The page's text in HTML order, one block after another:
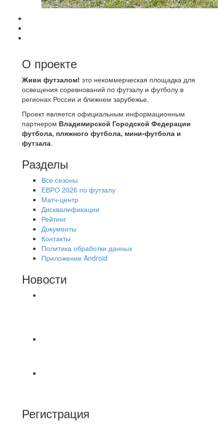
О проекте
Живи футзалом! это некоммерческая площадка для
освещения соревнований по футзалу и футболу в
регионах России и ближнем зарубежье.
Проект является официальным информационным
партнером Владимирской Городской Федерации
футбола, пляжного футбола, мини-футбола и
футзала.
Разделы
Все сезоны
ЕВРО 2026 по футзалу
Матч-центр
Дисквалификации
Рейтинг
Документы
Контакты
Политика обработки данных
Приложение Android
Новости
Регистрация